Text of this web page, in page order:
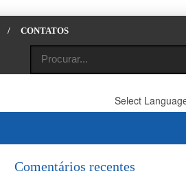
/ CONTATOS
Select
Comentários recentes